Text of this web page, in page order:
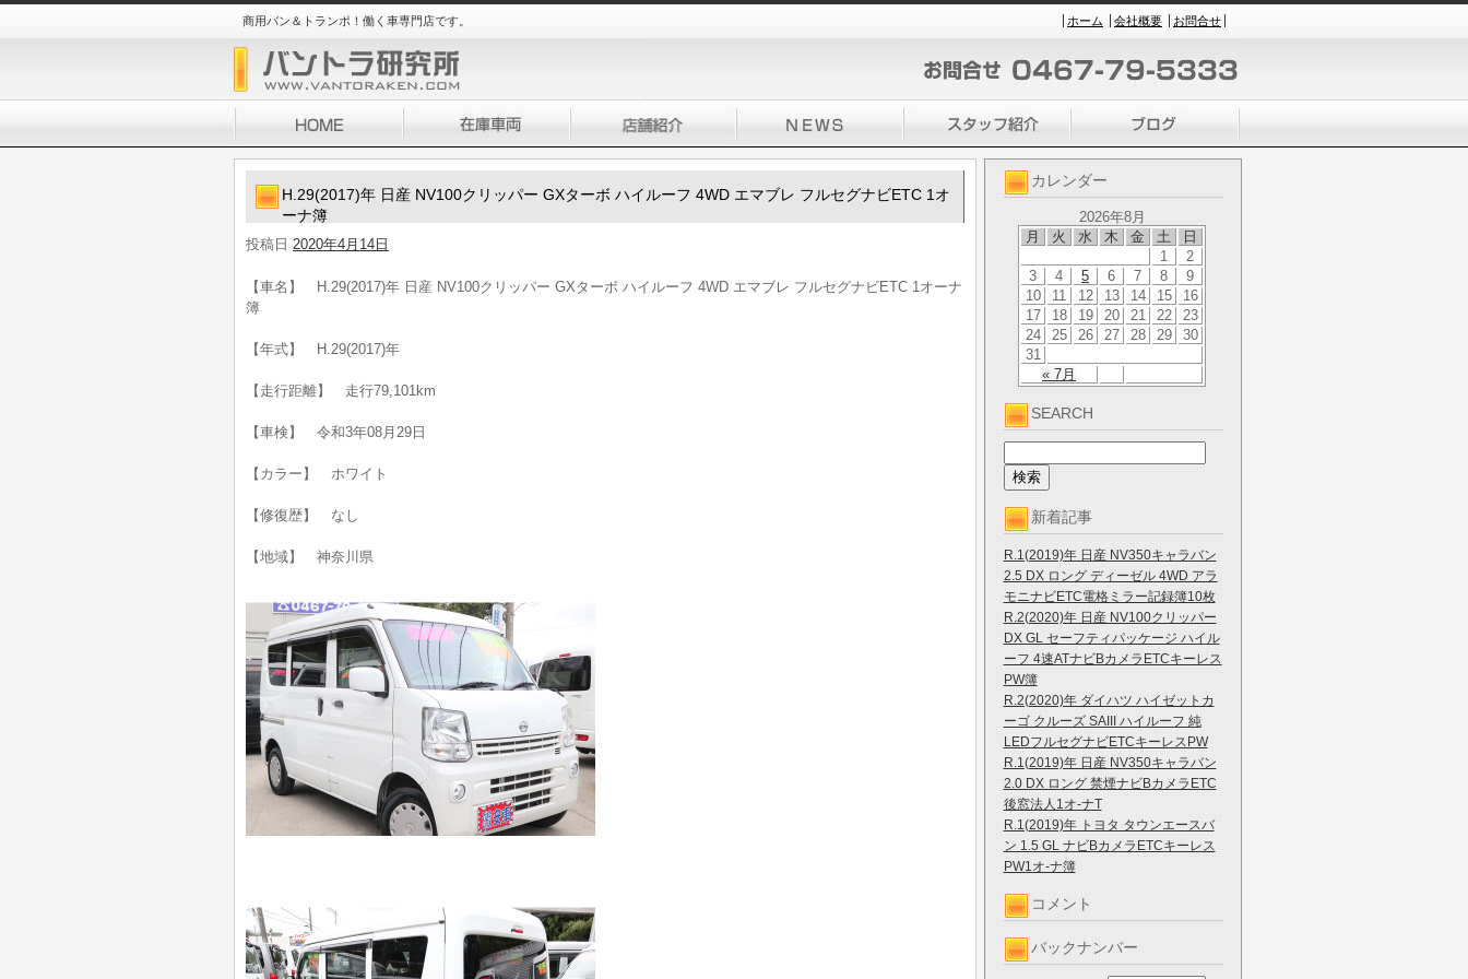
商用バン＆トランポ！働く車専門店です。 ホーム 会社概要 お問合せ
カレンダー
2026年8月
月
火 水 木 金 土 日
« 7月
1
2
3
4 5 6 7 8
9
10
11 12 13 14 15
16
17
18 19 20 21 22
23
24
25 26 27 28 29
30
31
SEARCH
新着記事
R.1(2019)年 日産 NV350キャラバン
2.5 DX ロング ディーゼル 4WD アラ
モニナビETC電格ミラー記録簿10枚
R.2(2020)年 日産 NV100クリッパー
DX GL セーフティパッケージ ハイル
ーフ 4速ATナビBカメラETCキーレス
PW簿
R.2(2020)年 ダイハツ ハイゼットカ
ーゴ クルーズ SAIII ハイルーフ 純
LEDフルセグナビETCキーレスPW
R.1(2019)年 日産 NV350キャラバン
2.0 DX ロング 禁煙ナビBカメラETC
後窓法人1オ-ナT
R.1(2019)年 トヨタ タウンエースバ
ン 1.5 GL ナビBカメラETCキーレス
PW1オ-ナ簿
コメント
バックナンバー
H.29(2017)年 日産 NV100クリッパー GXターボ ハイルーフ 4WD エマブレ フルセグナビETC 1オ
ーナ簿
投稿日 2020年4月14日
【車名】 H.29(2017)年 日産 NV100クリッパー GXターボ ハイルーフ 4WD エマブレ フルセグナビETC 1オーナ
簿
【年式】 H.29(2017)年
【走行距離】 走行79,101km
【車検】 令和3年08月29日
【カラー】 ホワイト
【修復歴】 なし
【地域】 神奈川県